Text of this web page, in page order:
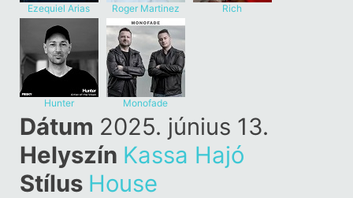
Ezequiel Arias Roger Martinez Rich
Hunter Monofade
Dátum 2025. június 13.
Helyszín Kassa Hajó
Stílus House